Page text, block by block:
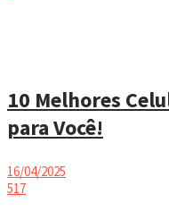
10 Melhores
para Você!
16/04/2025
517